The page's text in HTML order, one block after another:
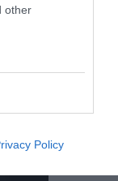
other
Policy